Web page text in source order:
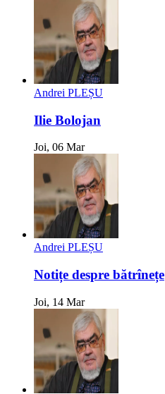
Andrei PLEȘU
Ilie Bolojan
Joi, 06 Mar
Andrei PLEȘU
Notițe despre bătrînețe
Joi, 14 Mar